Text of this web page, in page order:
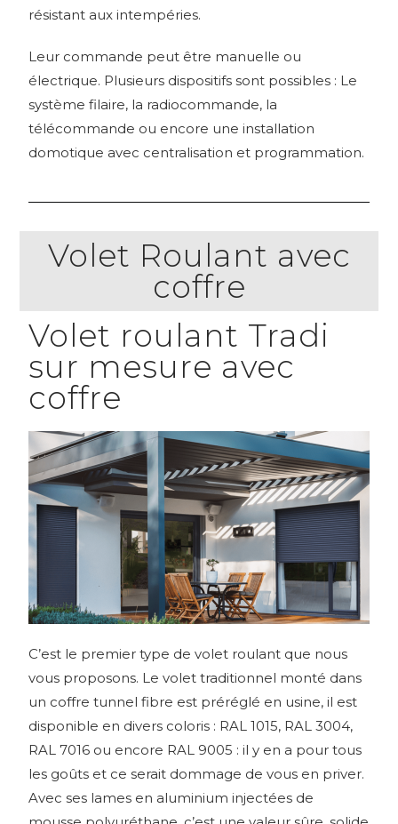
résistant aux intempéries.
Leur commande peut être manuelle ou
électrique. Plusieurs dispositifs sont possibles : Le
système filaire, la radiocommande, la
télécommande ou encore une installation
domotique avec centralisation et programmation.
Volet Roulant avec
coffre
Volet roulant Tradi
sur mesure avec
coffre
C’est le premier type de volet roulant que nous
vous proposons. Le volet traditionnel monté dans
un coffre tunnel fibre est préréglé en usine, il est
disponible en divers coloris : RAL 1015, RAL 3004,
RAL 7016 ou encore RAL 9005 : il y en a pour tous
les goûts et ce serait dommage de vous en priver.
Avec ses lames en aluminium injectées de